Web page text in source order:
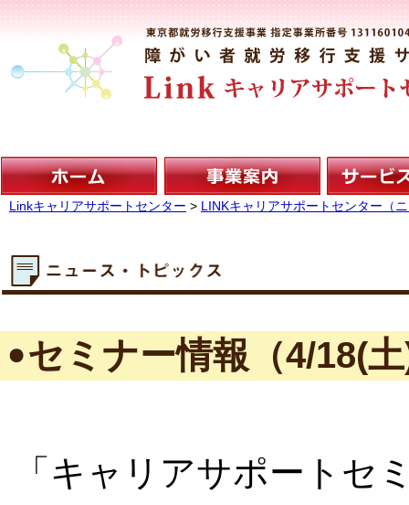
Linkキャリアサポートセンター > LINKキャリアサポートセンター（
セミナー情報（4/18(
「キャリアサポートセ